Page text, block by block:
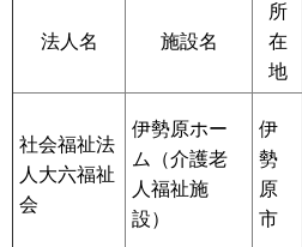
法人名 施設名
所
在
地
社会福祉法
人大六福祉
会
伊勢原ホー
ム（介護老
人福祉施
設）
伊
勢
原
市